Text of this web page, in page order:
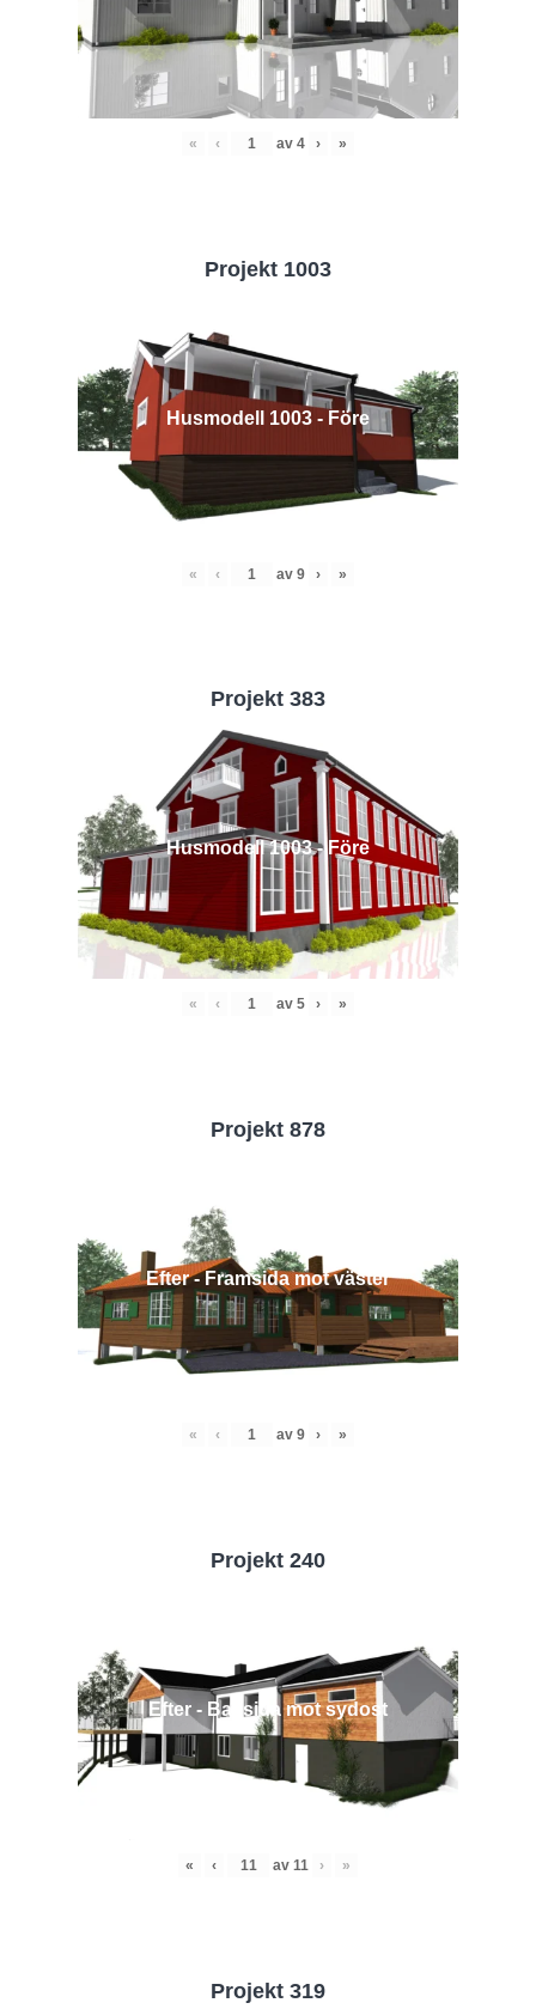
« ‹ av 4 › »
Projekt 1003
Husmodell 1003 - Före
« ‹ av 9 › »
Projekt 383
Husmodell 1003 - Före
« ‹ av 5 › »
Projekt 878
Efter - Framsida mot väster
« ‹ av 9 › »
Projekt 240
Efter - Baksida mot sydost
« ‹ av 11 › »
Projekt 319